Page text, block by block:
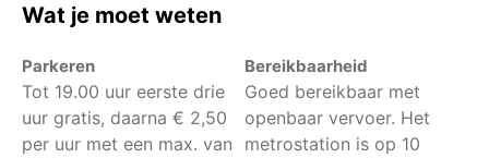
Wat je moet weten
Parkeren
Tot 19.00 uur eerste drie
uur gratis, daarna € 2,50
per uur met een max. van
Bereikbaarheid
Goed bereikbaar met
openbaar vervoer. Het
metrostation is op 10